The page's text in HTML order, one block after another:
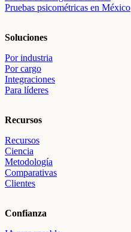
Pruebas psicométricas en México
Soluciones
Por industria
Por cargo
Integraciones
Para líderes
Recursos
Recursos
Ciencia
Metodología
Comparativas
Clientes
Confianza